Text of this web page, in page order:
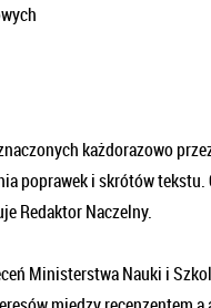
każdorazowo
poprawek i skrótów tekstu.
Redaktor Naczelny.
Ministerstwa Nauki i